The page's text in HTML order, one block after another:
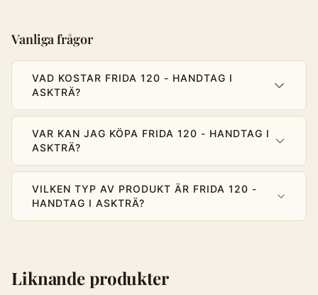
Vanliga frågor
VAD KOSTAR FRIDA 120 - HANDTAG I
ASKTRÄ?
VAR KAN JAG KÖPA FRIDA 120 - HANDTAG I
ASKTRÄ?
VILKEN TYP AV PRODUKT ÄR FRIDA 120 -
HANDTAG I ASKTRÄ?
Liknande produkter